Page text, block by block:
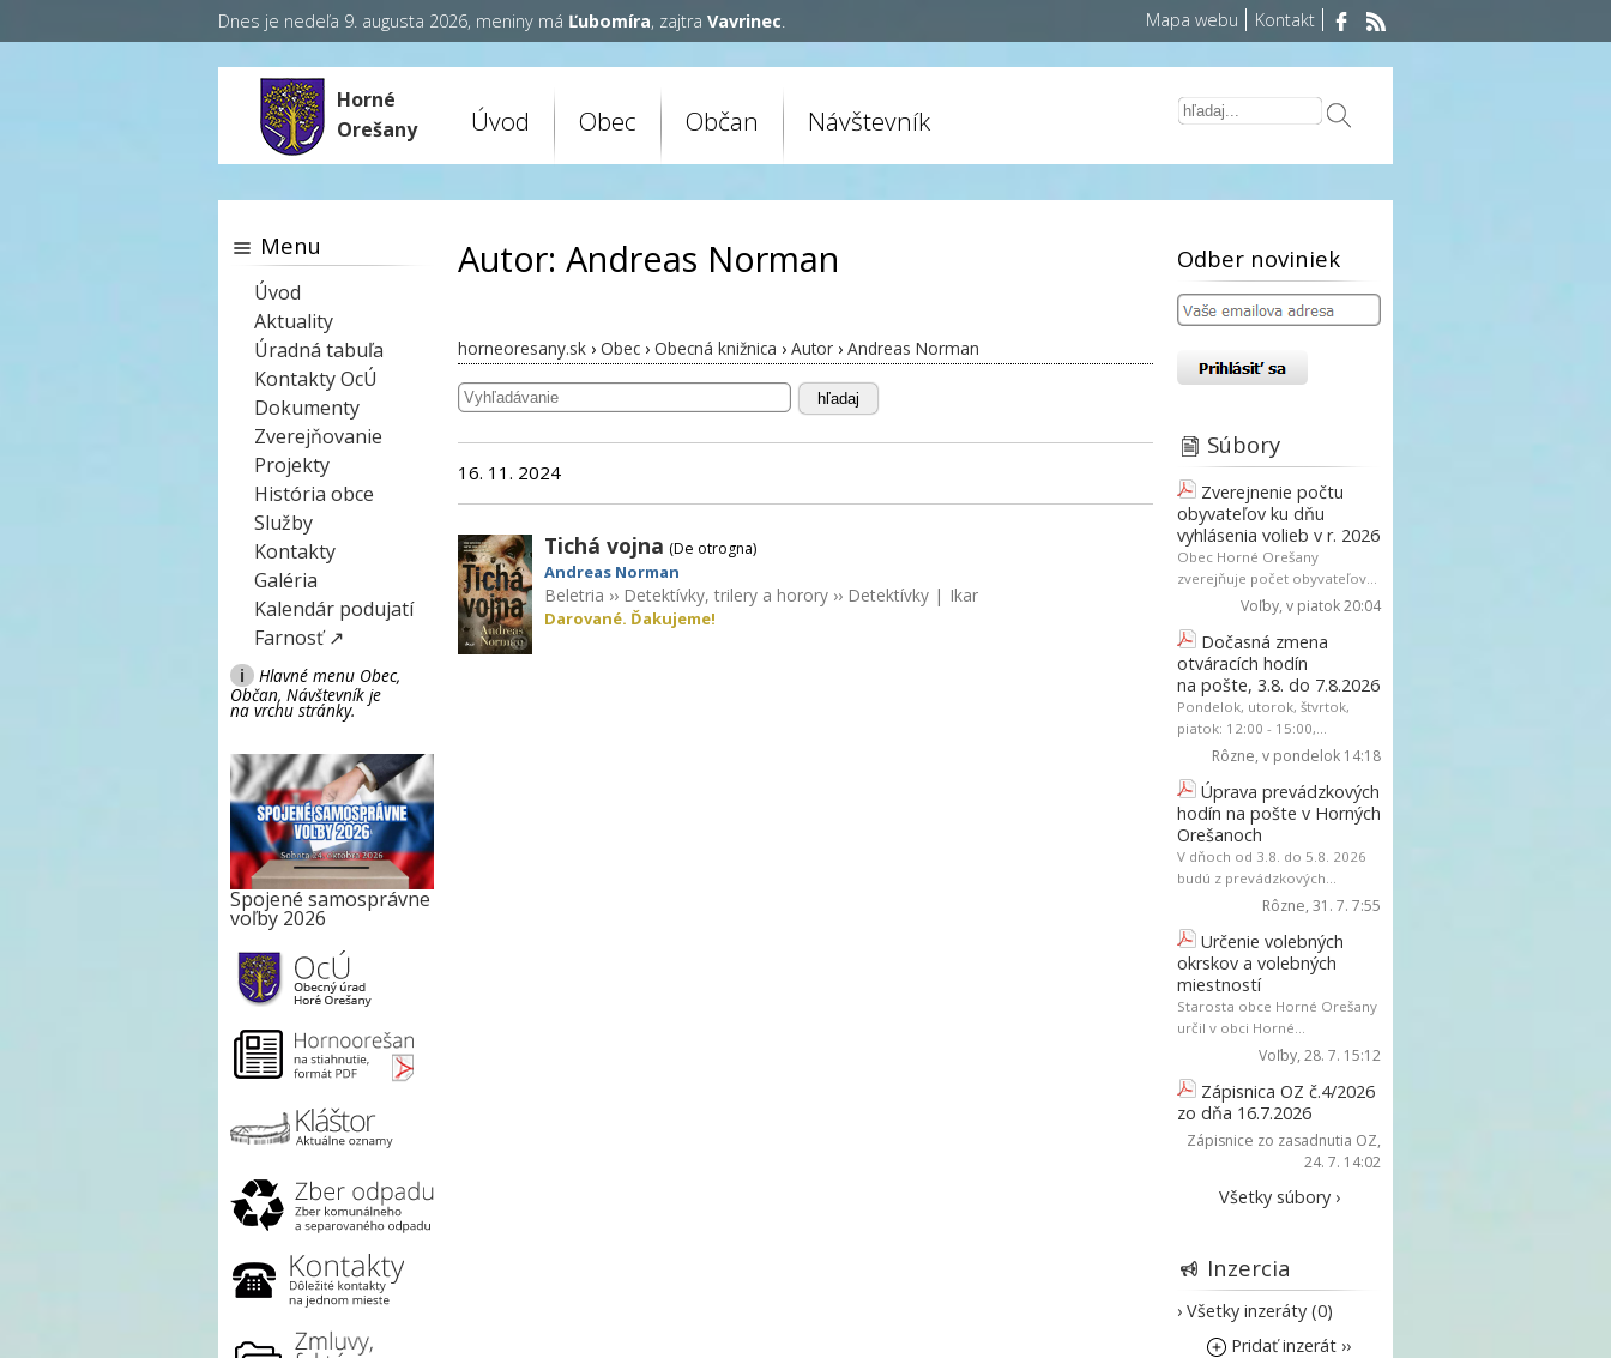
Dnes je nedeľa 9. augusta 2026, meniny má Ľubomíra, zajtra Vavrinec. Mapa webu Kontakt
Horné
Orešany
Úvod Obec Občan Návštevník
Autor: Andreas Norman
horneoresany.sk › Obec › Obecná knižnica › Autor › Andreas Norman
hľadaj
16. 11. 2024
Tichá vojna (De otrogna)
Andreas Norman
Beletria ›› Detektívky, trilery a horory ›› Detektívky | Ikar
Darované. Ďakujeme!
Menu
Úvod
Aktuality
Úradná tabuľa
Kontakty OcÚ
Dokumenty
Zverejňovanie
Projekty
História obce
Služby
Kontakty
Galéria
Kalendár podujatí
Farnosť ↗
i
Hlavné menu Obec,
Občan, Návštevník je
na vrchu stránky.
Spojené samosprávne
voľby 2026
Odber noviniek
Súbory
Zverejnenie počtu
obyvateľov ku dňu
vyhlásenia volieb v r. 2026
Obec Horné Orešany
zverejňuje počet obyvateľov...
Voľby, v piatok 20:04
Dočasná zmena
otváracích hodín
na pošte, 3.8. do 7.8.2026
Pondelok, utorok, štvrtok,
piatok: 12:00 - 15:00,...
Rôzne, v pondelok 14:18
Úprava prevádzkových
hodín na pošte v Horných
Orešanoch
V dňoch od 3.8. do 5.8. 2026
budú z prevádzkových...
Rôzne, 31. 7. 7:55
Určenie volebných
okrskov a volebných
miestností
Starosta obce Horné Orešany
určil v obci Horné...
Voľby, 28. 7. 15:12
Zápisnica OZ č.4/2026
zo dňa 16.7.2026
Zápisnice zo zasadnutia OZ,
24. 7. 14:02
Všetky súbory ›
Inzercia
› Všetky inzeráty (0)
Pridať inzerát ››